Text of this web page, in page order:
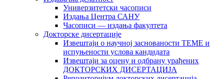
Универзитетски часописи
Издања Центра САНУ
Часописи — издања факултета
Докторске дисертације
Извештаји о научној заснованости ТЕМЕ и
испуњености услова кандидата
Извештаји за оцену и одбрану урађених
ДОКТОРСКИХ ДИСЕРТАЦИЈА